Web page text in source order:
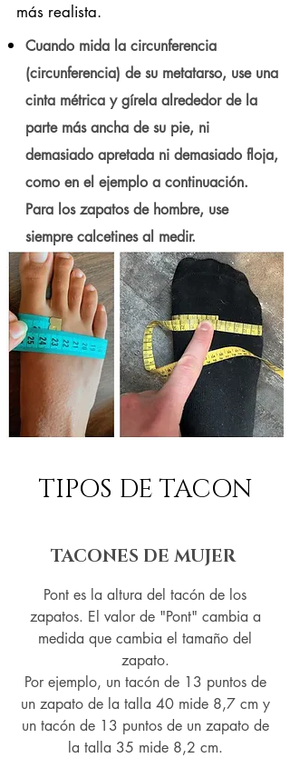
más realista.
Cuando mida la circunferencia
(circunferencia) de su metatarso, use una
cinta métrica y gírela alrededor de la
parte más ancha de su pie, ni
demasiado apretada ni demasiado floja,
como en el ejemplo a continuación.
Para los zapatos de hombre, use
siempre calcetines al medir.
TIPOS DE TACON
TACONES DE MUJER
Pont es la altura del tacón de los
zapatos. El valor de "Pont" cambia a
medida que cambia el tamaño del
zapato.
Por ejemplo, un tacón de 13 puntos de
un zapato de la talla 40 mide 8,7 cm y
un tacón de 13 puntos de un zapato de
la talla 35 mide 8,2 cm.